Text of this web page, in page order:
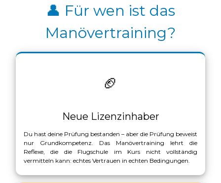
👤 Für wen ist das
Manövertraining?
🏈
Neue Lizenzinhaber
Du hast deine Prüfung bestanden – aber die Prüfung beweist
nur Grundkompetenz. Das Manövertraining lehrt die
Reflexe, die die Flugschule im Kurs nicht vollständig
vermitteln kann: echtes Vertrauen in echten Bedingungen.